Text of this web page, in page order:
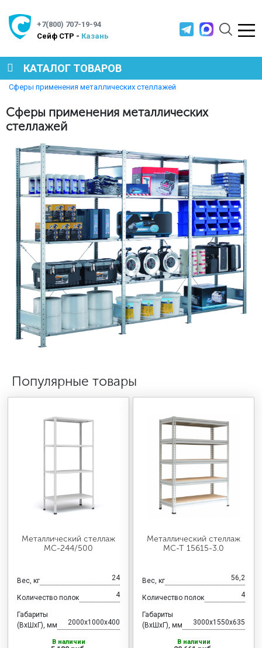
+7(800) 707-19-94
Cейф СТР - Казань
КАТАЛОГ ТОВАРОВ
МЕТАЛЛИЧЕСКИЕ СТЕЛЛАЖИ
ПРОИЗВОДСТВЕННАЯ МЕБЕЛЬ
МЕДИЦИНСКАЯ МЕБЕЛЬ
СИСТЕМЫ ХРАНЕНИЯ
МЕБЕЛЬ ДЛЯ ДОМА
СТАЛЬНЫЕ ДВЕРИ
Главная
Полезная информация
Сферы применения металлических стеллажей
Сферы применения металлических
стеллажей
Популярные товары
Металлический стеллаж
МС-244/500
Вес, кг 24
Количество полок 4
Габариты
(ВхШхГ), мм
2000x1000x400
В наличии
Металлический стеллаж
МС-Т 15615-3.0
Вес, кг 56,2
Количество полок 4
Габариты
(ВхШхГ), мм
3000x1550x635
В наличии